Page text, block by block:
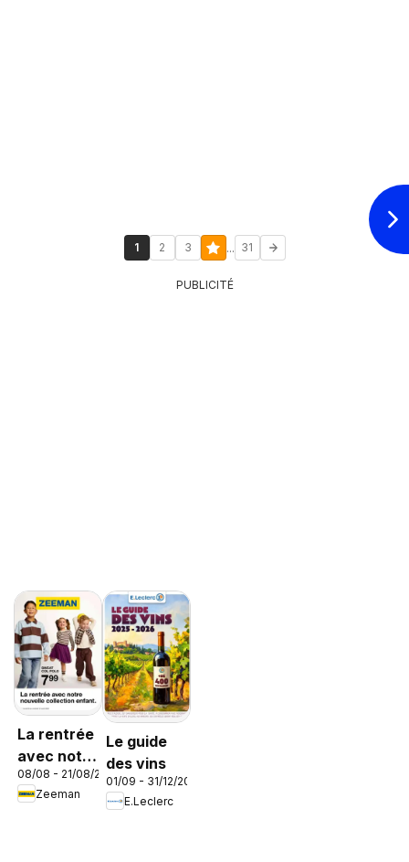
1 2 3 ... 31
PUBLICITÉ
La rentrée
avec notre
nouvelle
collection
08/08 - 21/08/2026
Zeeman
Le guide
des vins
01/09 - 31/12/2026
E.Leclerc